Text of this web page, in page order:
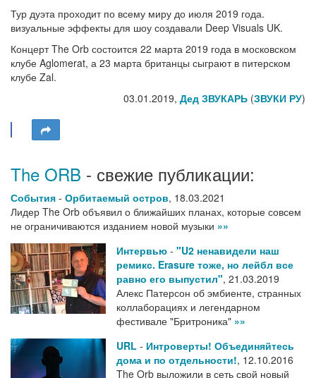
Тур дуэта проходит по всему миру до июля 2019 года.
визуальные эффекты для шоу создавали Deep Visuals UK.
Концерт The Orb состоится 22 марта 2019 года в московском
клубе Aglomerat, а 23 марта британцы сыграют в питерском
клубе Zal.
03.01.2019, Дед ЗВУКАРЬ (ЗВУКИ РУ)
The ORB - свежие публикации:
События - Орбитаемый остров, 18.03.2021
Лидер The Orb объявил о ближайших планах, которые совсем
не ограничиваются изданием новой музыки »»
Интервью - "U2 ненавидели наш
ремикс. Erasure тоже, но лейбл все
равно его выпустил", 21.03.2019
Алекс Патерсон об эмбиенте, странных
коллаборациях и легендарном
фестивале "Бритроника" »»
URL - Интроверты! Объединяйтесь
дома и по отдельности!, 12.10.2016
The Orb выложили в сеть свой новый